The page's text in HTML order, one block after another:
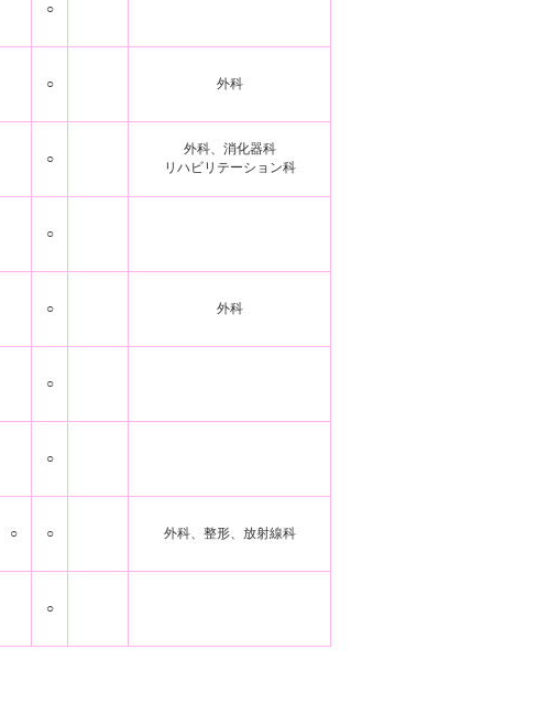
○
○ 外科
○
外科、消化器科
リハビリテーション科
○
○ 外科
○
○
○ ○ 外科、整形、放射線科
○